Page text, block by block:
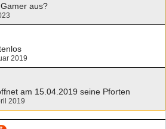
aus?
2019
am 15.04.2019 seine Pforten
2019